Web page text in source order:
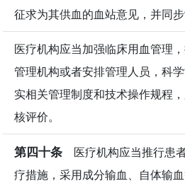
征求为其供血的血站意见，并同步
医疗机构应当加强临床用血管理
管理机构或者安排管理人员，科
实相关管理制度和技术操作规程
核评价。
第四十条 医疗机构应当推行患
疗措施，采用成分输血、自体输